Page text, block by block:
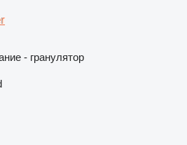
- гранулятор